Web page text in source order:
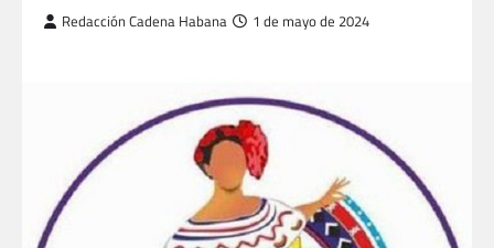
Redacción Cadena Habana 1 de mayo de 2024